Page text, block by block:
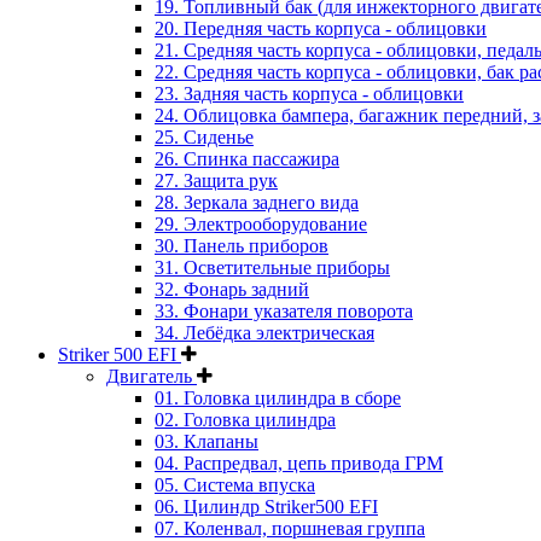
19. Топливный бак (для инжекторного
20. Передняя часть корпуса - облицовки
21. Средняя часть корпуса - облицовки,
22. Средняя часть корпуса - облицовки, бак
23. Задняя часть корпуса - облицовки
24. Облицовка бампера, багажник передний,
25. Сиденье
26. Спинка пассажира
27. Защита рук
28. Зеркала заднего вида
29. Электрооборудование
30. Панель приборов
31. Oсветительные приборы
32. Фонарь задний
33. Фонари указателя поворота
34. Лебёдка электрическая
Striker 500 EFI
Двигатель
01. Головка цилиндра в сборе
02. Головка цилиндра
03. Клапаны
04. Распредвал, цепь привода ГРМ
05. Система впуска
06. Цилиндр Striker500 EFI
07. Коленвал, поршневая группа